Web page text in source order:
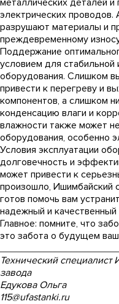
металлических деталей
электрических
разрушают материалы и
преждевременному
Поддержание
условием для
оборудования. Слишком
привести к перегреву и
компонентов, а слишком
конденсацию влаги и
влажности также может
оборудования, особенно
Условия эксплуатации
долговечность и
может привести к
произошло, Ишимбайский
готов помочь вам
надежный и
Главное: помните, что
это забота о будущем
Технический
завода
Едукова Ольга
115@ufastanki.ru